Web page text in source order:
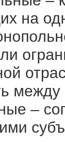
на
–